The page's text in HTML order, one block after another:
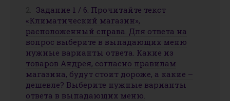
Задание 1 / 6. Прочитайте текст
«Климатический магазин»,
расположенный справа. Для ответа на
вопрос выберите в выпадающих меню
нужные варианты ответа. Какие из
товаров Андрея, согласно правилам
магазина, будут стоит дороже, а какие –
дешевле? Выберите нужные варианты
ответа в выпадающих меню.